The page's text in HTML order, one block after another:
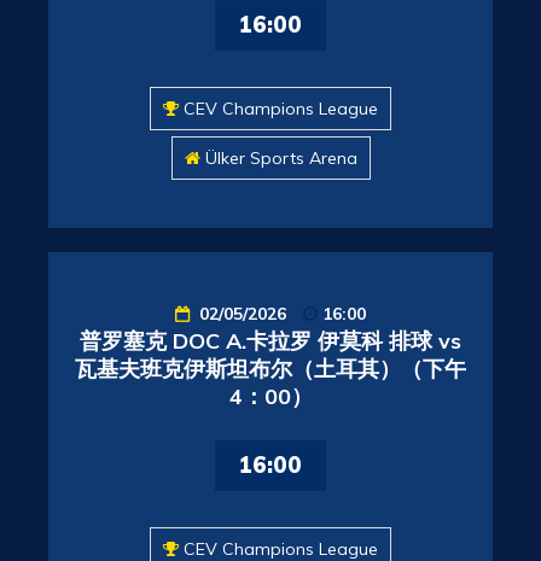
16:00
CEV Champions League
Ülker Sports Arena
02/05/2026 16:00
普罗塞克 DOC A.卡拉罗 伊莫科 排球 vs
瓦基夫班克伊斯坦布尔（土耳其）（下午
4：00）
16:00
CEV Champions League